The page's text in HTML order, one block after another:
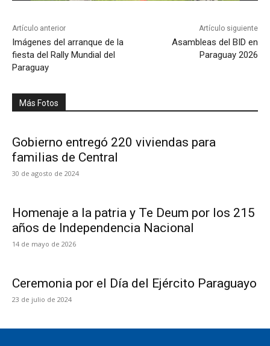
Artículo anterior
Imágenes del arranque de la
fiesta del Rally Mundial del
Paraguay
Artículo siguiente
Asambleas del BID en
Paraguay 2026
Más Fotos
Gobierno entregó 220 viviendas para
familias de Central
30 de agosto de 2024
Homenaje a la patria y Te Deum por los 215
años de Independencia Nacional
14 de mayo de 2026
Ceremonia por el Día del Ejército Paraguayo
23 de julio de 2024